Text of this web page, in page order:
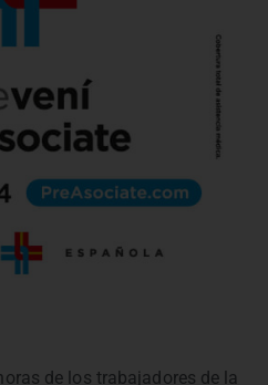
de los trabajadores de la